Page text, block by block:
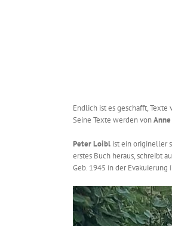
Endlich ist es geschafft, Texte
Seine Texte werden von
Peter Loibl ist ein origineller
erstes Buch heraus, schreibt
Geb. 1945 in der